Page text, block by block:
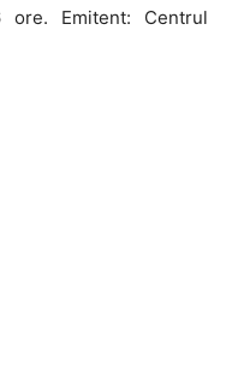
Emitent: Centrul